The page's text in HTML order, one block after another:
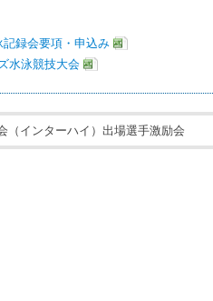
録会要項・申込み
水泳競技大会
（インターハイ）出場選手激励会